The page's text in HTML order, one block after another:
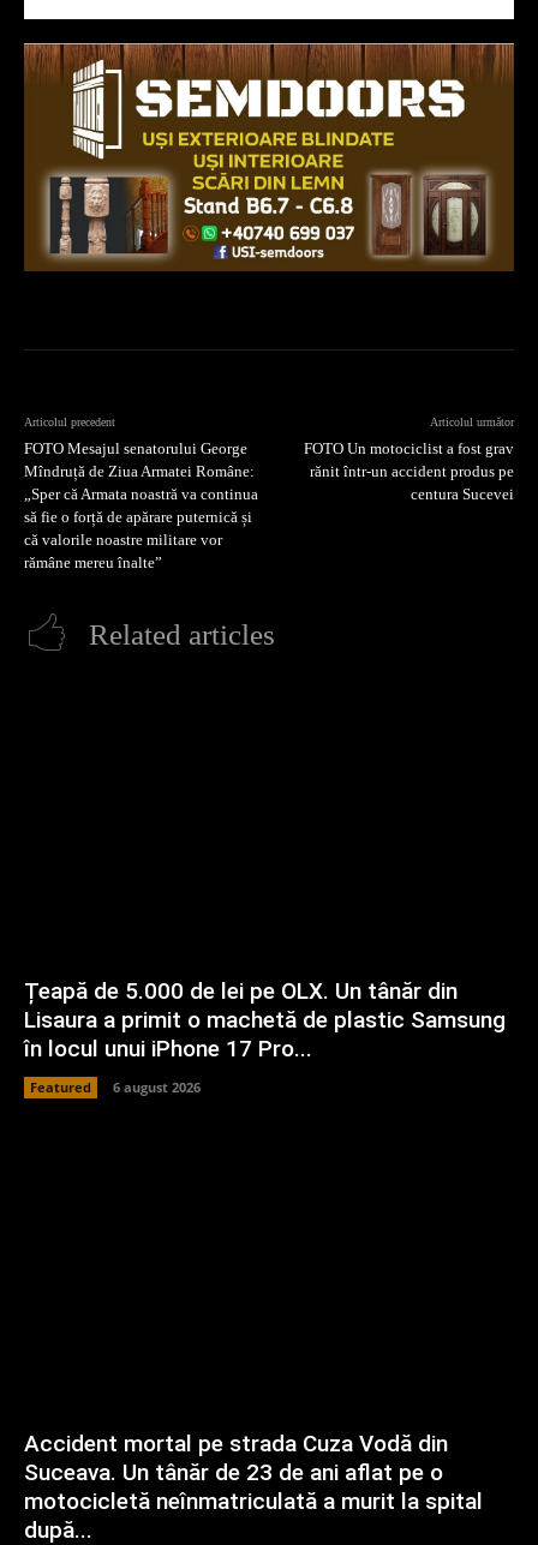
Articolul precedent
FOTO Mesajul senatorului George
Mîndruță de Ziua Armatei Române:
„Sper că Armata noastră va continua
să fie o forță de apărare puternică și
că valorile noastre militare vor
rămâne mereu înalte”
Articolul următor
FOTO Un motociclist a fost grav
rănit într-un accident produs pe
centura Sucevei
Related articles
Țeapă de 5.000 de lei pe OLX. Un tânăr din
Lisaura a primit o machetă de plastic Samsung
în locul unui iPhone 17 Pro...
Featured 6 august 2026
Accident mortal pe strada Cuza Vodă din
Suceava. Un tânăr de 23 de ani aflat pe o
motocicletă neînmatriculată a murit la spital
după...